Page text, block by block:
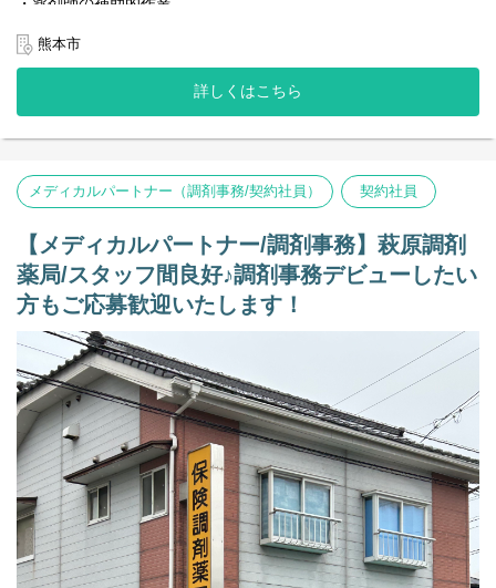
◆レセコン
現在はノアを利用中ですが、EMへの変更の予定がございます。
＜店舗状況＞
◆処方箋枚数 20枚／日
◆メディカルパートナー(事務)：正社員1人
1) 従事すべき業務の変更の範囲
変更なし
2) 就業場所の変更の範囲
転勤の可能性あり（通勤可能範囲）
3)雇用期間1年（原則更新）
※正社員登用は入社3ヵ月後を予定（個人の能力に依る）
熊本市
詳しくはこちら
メディカルパートナー（調剤事務/契約社員） 契約社員
【メディカルパートナー/調剤事務】萩原調剤
薬局/スタッフ間良好♪調剤事務デビューしたい
方もご応募歓迎いたします！